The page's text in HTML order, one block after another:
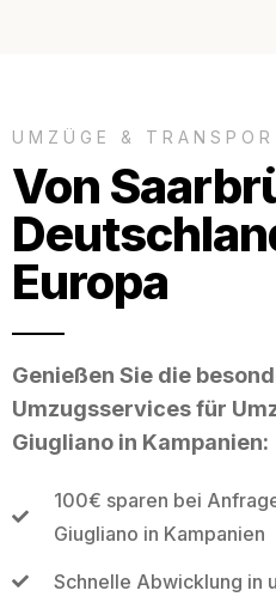
UMZÜGE &
Von
Europa
Genießen Sie die
Umzugsservices für
Giugliano in Kampanien:
100€ sparen bei
Giugliano in Kampanien
Schnelle Abwicklung in